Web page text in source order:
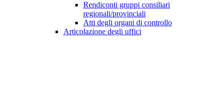
Rendiconti gruppi consiliari
regionali/provinciali
Atti degli organi di controllo
Articolazione degli uffici